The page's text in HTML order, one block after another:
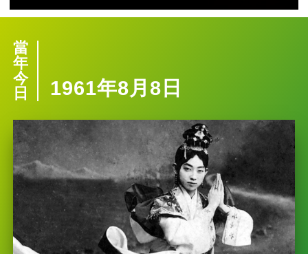
當
年
今
日
1961年8月8日